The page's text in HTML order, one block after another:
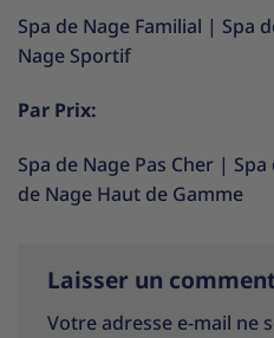
Spa de Nage Familial | Spa
Nage Sportif
Par Prix:
Spa de Nage Pas Cher |
de Nage Haut de Gamme
Laisser un
Votre adresse e-mail ne